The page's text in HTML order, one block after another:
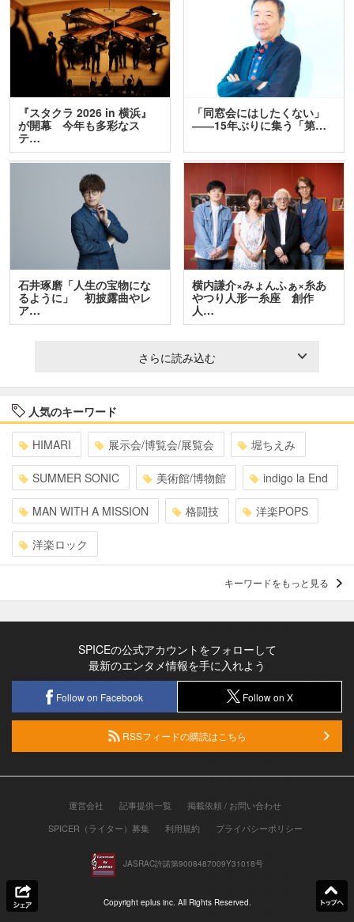
『スタクラ 2026 in 横浜』
が開幕 今年も多彩なス
テ…
「同窓会にはしたくない」
――15年ぶりに集う「第…
石井琢磨「人生の宝物にな
るように」 初披露曲やレ
ア…
横内謙介×みょんふぁ×糸あ
やつり人形一糸座 創作
人…
さらに読み込む
人気のキーワード
HIMARI 展示会/博覧会/展覧会 堀ちえみ
SUMMER SONIC 美術館/博物館 indigo la End
MAN WITH A MISSION 格闘技 洋楽POPS
洋楽ロック
キーワードをもっと見る
SPICEの公式アカウントをフォローして
最新のエンタメ情報を手に入れよう
Follow on Facebook Follow on X
RSSフィードの購読はこちら
運営会社 記事提供一覧
掲載依頼 / お問い合わせ
SPICER（ライター）募集
利用規約 プライバシーポリシー
JASRAC許諾第9008487009Y31018号
Copyright eplus inc. All Rights Reserved.